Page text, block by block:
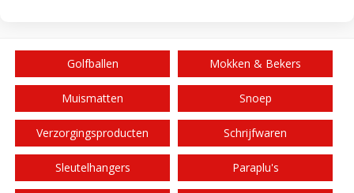
Golfballen Mokken & Bekers
Muismatten Snoep
Verzorgingsproducten Schrijfwaren
Sleutelhangers Paraplu's